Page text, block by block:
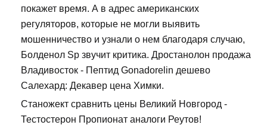
покажет время. А в адрес американских
регуляторов, которые не могли выявить
мошенничество и узнали о нем благодаря случаю,
Болденол Sp звучит критика. Дростанолон продажа
Владивосток - Пептид Gonadorelin дешево
Салехард: Декавер цена Химки.
Станожект сравнить цены Великий Новгород -
Тестостерон Пропионат аналоги Реутов!